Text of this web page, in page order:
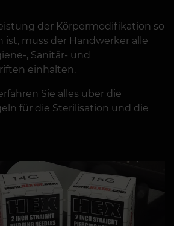
der Körpermodifikation so
ist, muss der Handwerker alle
, Sanitär- und
einhalten.
Sie alles über die
für die Sterilisation und die